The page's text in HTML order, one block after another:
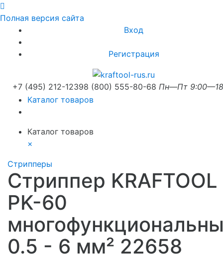
Полная версия сайта
Вход
Регистрация
+7 (495) 212-12398 (800) 555-80-68 Пн—Пт
Каталог товаров
Каталог товаров
×
Стрипперы
Стриппер KRAFTOOL
PK-60
0.5 - 6 мм² 22658